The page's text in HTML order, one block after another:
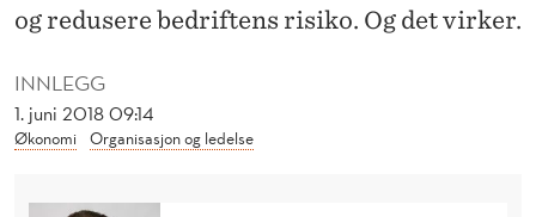
G
V
INNLEGG
1. juni 2018 09:14
Økonomi Organisasjon og ledelse
og redusere bedriftens risiko. Og det virker.